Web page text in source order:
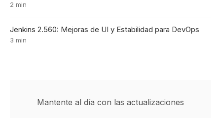
2 min
Jenkins 2.560: Mejoras de UI y Estabilidad para DevOps
3 min
Mantente al día con las actualizaciones